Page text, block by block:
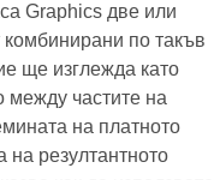
Graphics две или
по такъв
ще изглежда като
между частите на
на платното
на резултантното